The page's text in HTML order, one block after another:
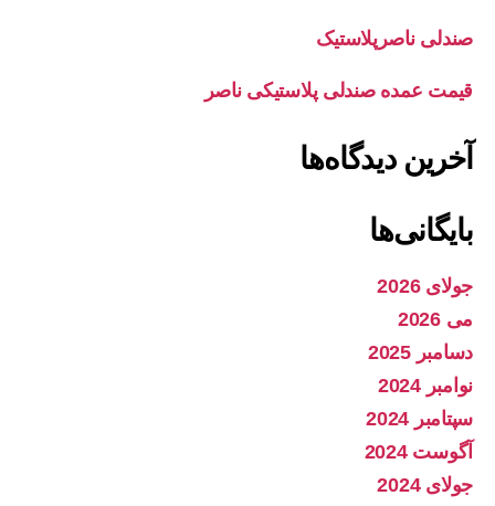
صندلی ناصرپلاستیک
قیمت عمده صندلی پلاستیکی ناصر
آخرین دیدگاه‌ها
بایگانی‌ها
جولای 2026
می 2026
دسامبر 2025
نوامبر 2024
سپتامبر 2024
آگوست 2024
جولای 2024